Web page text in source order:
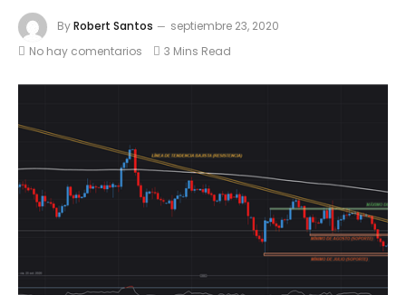
ByRobert Santos
septiembre 23, 2020
No hay comentarios
3 Mins Read